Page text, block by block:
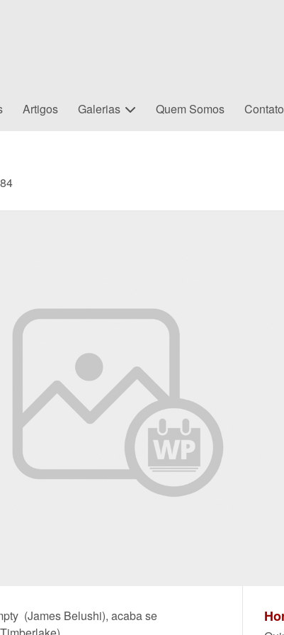
Artigos Galerias Quem Somos Contato
84
(James Belushi), acaba se